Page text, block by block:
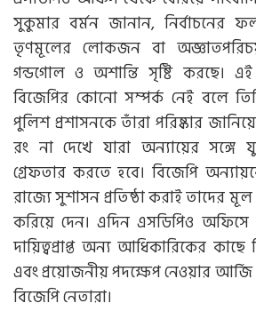
সুকুমার বর্মন জানান, নির্বাচনের
তৃণমূলের লোকজন বা
গন্ডগোল ও অশান্তি সৃষ্টি করছে। এই
বিজেপির কোনো সম্পর্ক নেই বলে
পুলিশ প্রশাসনকে তাঁরা পরিষ্কার
রং না দেখে যারা অন্যায়ের সঙ্গে
গ্রেফতার করতে হবে। বিজেপি
রাজ্যে সুশাসন প্রতিষ্ঠা করাই তাদের
করিয়ে দেন। এদিন এসডিপিও
দায়িত্বপ্রাপ্ত অন্য আধিকারিকের
এবং প্রয়োজনীয় পদক্ষেপ নেওয়ার
বিজেপি নেতারা।